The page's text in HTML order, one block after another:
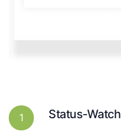
1 Status-Watch